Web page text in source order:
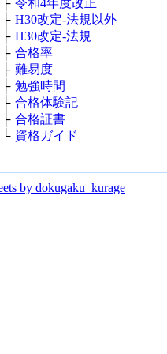
├ 令和4年度改正
├ H30改定‐法規以外
├ H30改定‐法規
├ 合格率
├ 難易度
├ 勉強時間
├ 合格体験記
├ 合格証書
└ 資格ガイド
by dokugaku_kurage